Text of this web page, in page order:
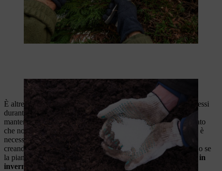
I cipressi devono essere concimati regolarmente.
È altresì importante annaffiare regolarmente e concimare i cipressi
durante tutto l'arco dell'anno. Il terreno deve essere sempre
mantenuto umido, in quanto i cipressi non devono seccarsi. Dato
che non tollerano i ristagni d'acqua, prima di piantare i cipressi è
necessario preparare il terreno in modo adeguato, ad esempio
creando un sistema di drenaggio se il terreno è molto argilloso o se
la pianta è in vaso.
Ricordarsi di annaffiare i cipressi anche in
inverno, magari con dell'acqua leggermente tiepida.